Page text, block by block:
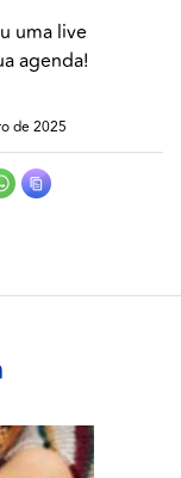
uma live
agenda!
de 2025